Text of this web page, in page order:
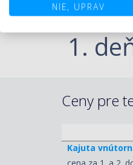
PROGRAM
1.
Ceny pre
Kajuta
NIE, UPRAV